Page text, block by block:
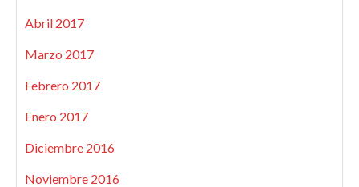
Abril 2017
Marzo 2017
Febrero 2017
Enero 2017
Diciembre 2016
Noviembre 2016